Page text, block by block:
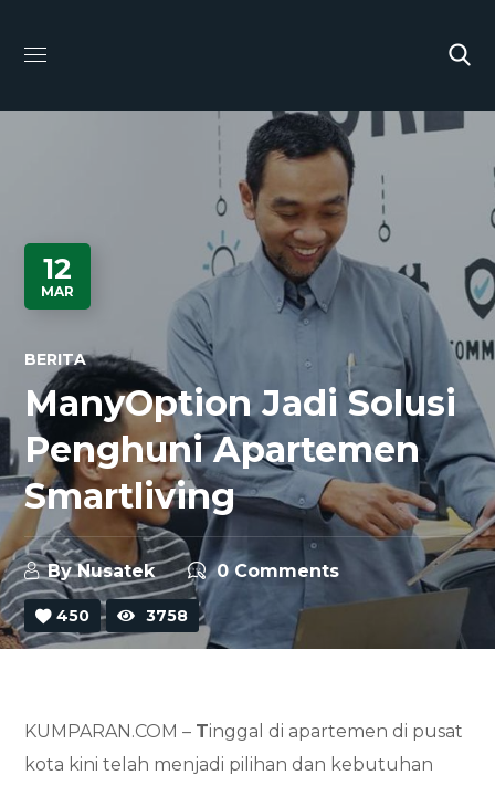
12
MAR
BERITA
ManyOption Jadi Solusi
Penghuni Apartemen
Smartliving
ByNusatek 0 Comments
450 3758
KUMPARAN.COM – Tinggal di apartemen di pusat
kota kini telah menjadi pilihan dan kebutuhan